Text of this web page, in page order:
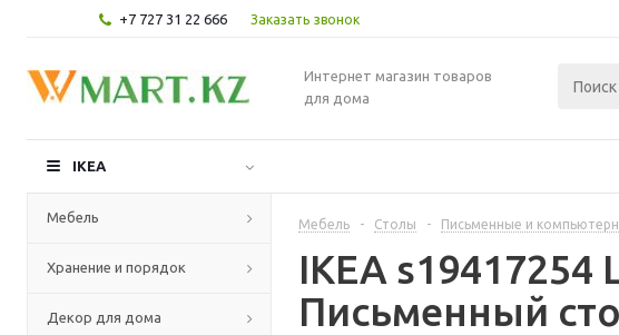
+7 727 31 22 666 Заказать звонок
Интернет магазин товаров
для дома
IKEA
Мебель
Хранение и порядок
Декор для дома
Мебель - Столы - Письменные и
IKEA
Письменный